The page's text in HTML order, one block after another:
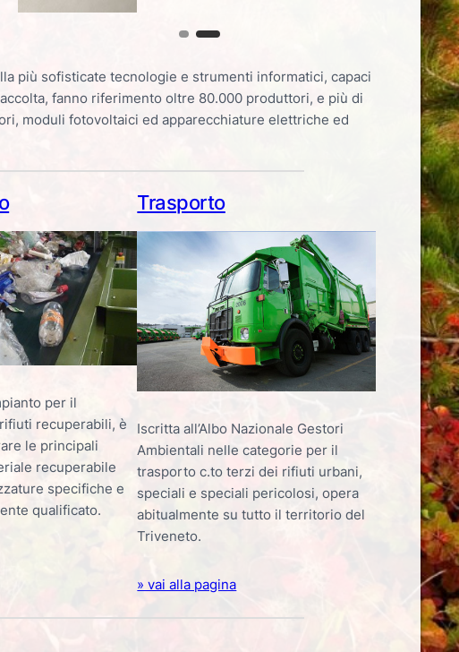
più sofisticate tecnologie e strumenti informatici, capaci
fanno riferimento oltre 80.000 produttori, e più di
moduli fotovoltaici ed apparecchiature elettriche ed
per il
recuperabili, è
le principali
recuperabile
specifiche e
qualificato.
Trasporto
Iscritta all’Albo Nazionale Gestori
Ambientali nelle categorie per il
trasporto c.to terzi dei rifiuti urbani,
speciali e speciali pericolosi, opera
abitualmente su tutto il territorio del
Triveneto.
» vai alla pagina